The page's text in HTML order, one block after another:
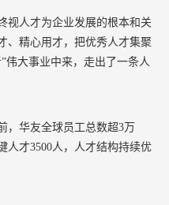
视人才为企业发展的根本和关
、精心用才，把优秀人才集聚
伟大事业中来，走出了一条人
，华友全球员工总数超3万
人才3500人，人才结构持续优